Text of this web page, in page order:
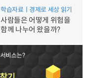
학습자료ㅣ경제로 세상 읽기
사람들은 어떻게 위험을
함께 나누어 왔을까?